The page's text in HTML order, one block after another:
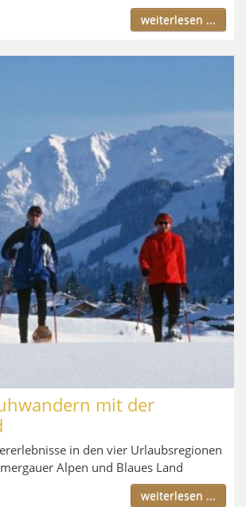
weiterlesen ...
mit der
in den vier Urlaubsregionen
Alpen und Blaues Land
weiterlesen ...